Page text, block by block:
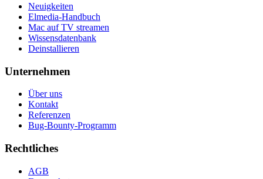
Neuigkeiten
Elmedia-Handbuch
Mac auf TV streamen
Wissensdatenbank
Deinstallieren
Unternehmen
Über uns
Kontakt
Referenzen
Bug-Bounty-Programm
Rechtliches
AGB